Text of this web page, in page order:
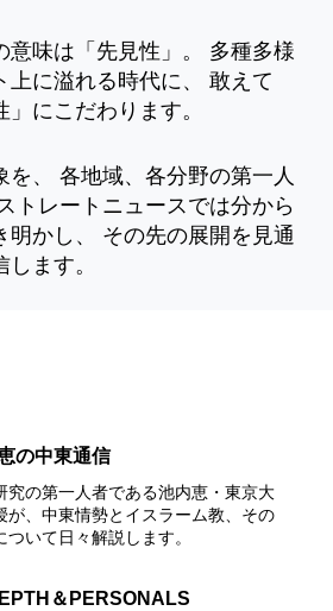
意味は「先見性」。 多種多様
上に溢れる時代に、 敢えて
」にこだわります。
を、 各地域、各分野の第一人
トレートニュースでは分から
明かし、 その先の展開を見通
ます。
の中東通信
究の第⼀⼈者である池内恵・東京⼤
が、中東情勢とイスラーム教、その
ついて⽇々解説します。
＆PERSONALS